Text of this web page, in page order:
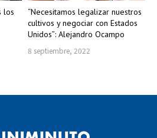
los
“Necesitamos legalizar nuestros
cultivos y negociar con Estados
Unidos”: Alejandro Ocampo
8 septiembre, 2022